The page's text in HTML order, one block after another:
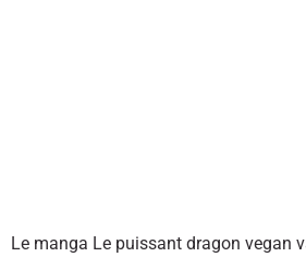
Le manga Le puissant dragon vegan